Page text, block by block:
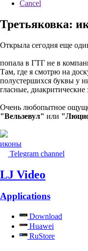
Cancel
Третьяковка:
Открыла сегодня еще
попала в ГТГ не в
Там, где я смотрю на
полустершихся буквы у
гласные, диакритические
Очень любопытное
"Вельзевул" или
иконы
Telegram channel
LJ Video
Applications
Download
Huawei
RuStore